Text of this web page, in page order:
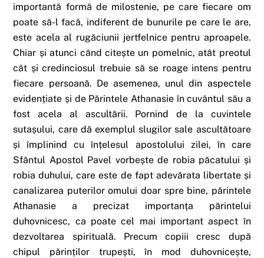
importantă formă de milostenie, pe care fiecare om
poate să-l facă, indiferent de bunurile pe care le are,
este acela al rugăciunii jertfelnice pentru aproapele.
Chiar și atunci când citește un pomelnic, atât preotul
cât și credinciosul trebuie să se roage intens pentru
fiecare persoană. De asemenea, unul din aspectele
evidențiate și de Părintele Athanasie în cuvântul său a
fost acela al ascultării. Pornind de la cuvintele
sutașului, care dă exemplul slugilor sale ascultătoare
și împlinind cu înțelesul apostolului zilei, în care
Sfântul Apostol Pavel vorbește de robia păcatului și
robia duhului, care este de fapt adevărata libertate și
canalizarea puterilor omului doar spre bine, părintele
Athanasie a precizat importanța părintelui
duhovnicesc, ca poate cel mai important aspect în
dezvoltarea spirituală. Precum copiii cresc după
chipul părinților trupești, în mod duhovnicește,